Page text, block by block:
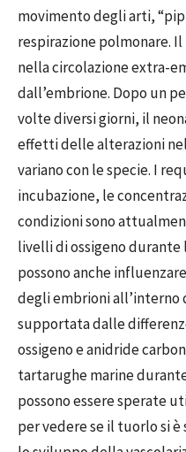
movimento degli arti,
respirazione polmonare.
nella circolazione extra-
dall’embrione. Dopo un
volte diversi giorni, il
effetti delle alterazioni
variano con le specie. I
incubazione, le
condizioni sono
livelli di ossigeno durante
possono anche
degli embrioni all’interno
supportata dalle
ossigeno e anidride
tartarughe marine
possono essere sperate
per vedere se il tuorlo si